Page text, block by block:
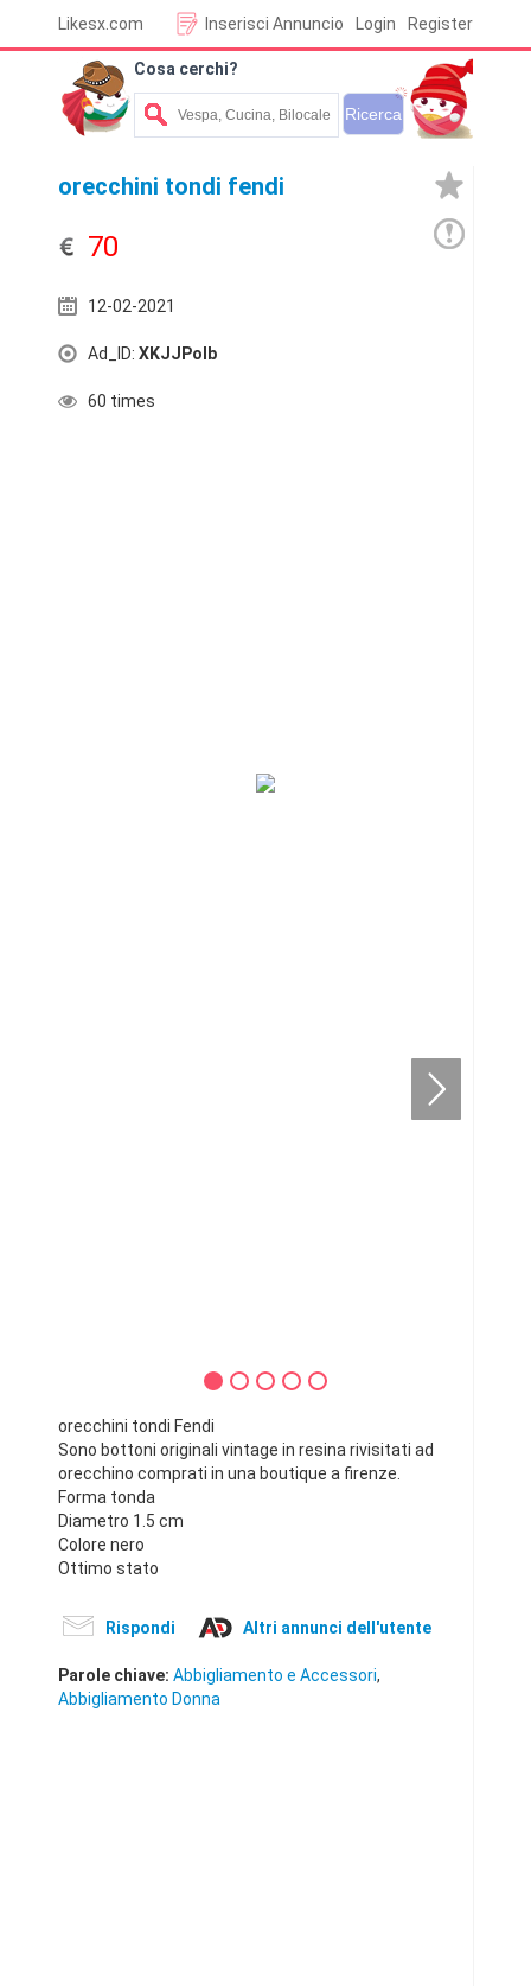
Likesx.com Login Register
Inserisci Annuncio
Cosa cerchi?
orecchini tondi fendi
70
12-02-2021
Ad_ID: XKJJPolb
60 times
orecchini tondi Fendi
Sono bottoni originali vintage in resina rivisitati ad
orecchino comprati in una boutique a firenze.
Forma tonda
Diametro 1.5 cm
Colore nero
Ottimo stato
Rispondi Altri annunci dell'utente
Parole chiave: Abbigliamento e Accessori,
Abbigliamento Donna